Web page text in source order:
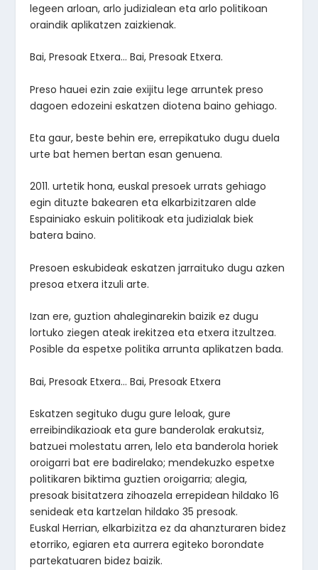
legeen arloan, arlo judizialean eta arlo politikoan
oraindik aplikatzen zaizkienak.
Bai, Presoak Etxera… Bai, Presoak Etxera.
Preso hauei ezin zaie exijitu lege arruntek preso
dagoen edozeini eskatzen diotena baino gehiago.
Eta gaur, beste behin ere, errepikatuko dugu duela
urte bat hemen bertan esan genuena.
2011. urtetik hona, euskal presoek urrats gehiago
egin dituzte bakearen eta elkarbizitzaren alde
Espainiako eskuin politikoak eta judizialak biek
batera baino.
Presoen eskubideak eskatzen jarraituko dugu azken
presoa etxera itzuli arte.
Izan ere, guztion ahaleginarekin baizik ez dugu
lortuko ziegen ateak irekitzea eta etxera itzultzea.
Posible da espetxe politika arrunta aplikatzen bada.
Bai, Presoak Etxera… Bai, Presoak Etxera
Eskatzen segituko dugu gure leloak, gure
erreibindikazioak eta gure banderolak erakutsiz,
batzuei molestatu arren, lelo eta banderola horiek
oroigarri bat ere badirelako; mendekuzko espetxe
politikaren biktima guztien oroigarria; alegia,
presoak bisitatzera zihoazela errepidean hildako 16
senideak eta kartzelan hildako 35 presoak.
Euskal Herrian, elkarbizitza ez da ahanzturaren bidez
etorriko, egiaren eta aurrera egiteko borondate
partekatuaren bidez baizik.